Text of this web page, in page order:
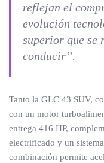
reflejan el
evolución
superior que se
conducir”.
Tanto la GLC 43 SUV,
con un motor
entrega 416 HP,
electrificado y un
combinación permite